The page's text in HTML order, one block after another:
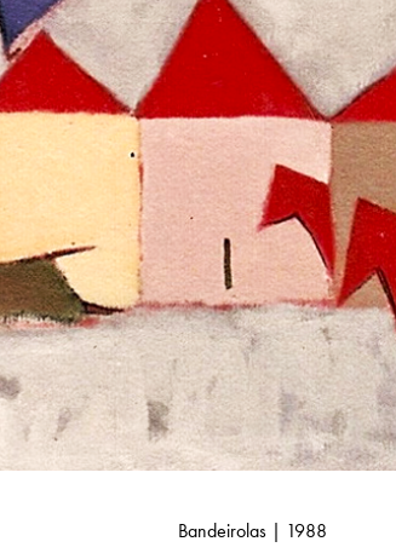
Bandeirolas | 1988